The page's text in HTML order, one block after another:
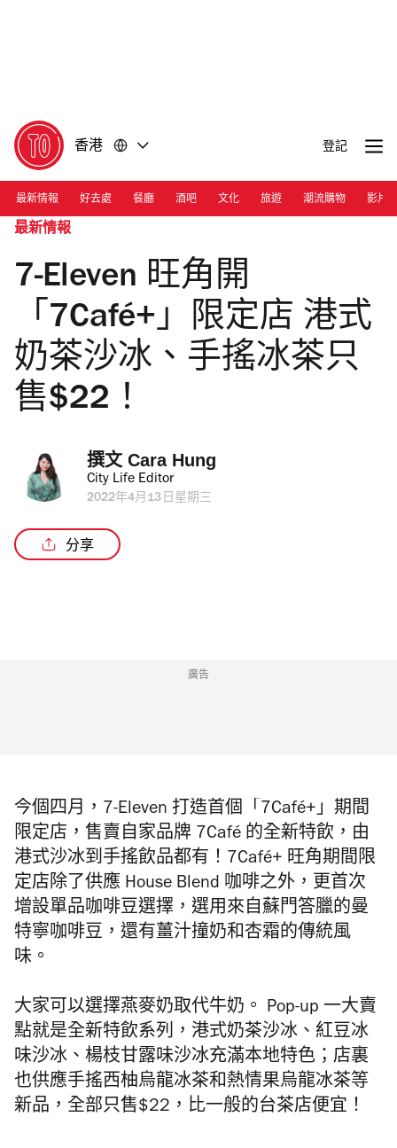
香港 登記
最新情報 好去處 餐廳 酒吧 文化 旅遊 潮流購物 影片
最新情報
7-Eleven 旺角開
「7Café+」限定店 港式
奶茶沙冰、手搖冰茶只
售$22！
撰文 Cara Hung
City Life Editor
2022年4月13日星期三
分享
廣告
今個四月，7-Eleven 打造首個「7Café+」期間
限定店，售賣自家品牌 7Café 的全新特飲，由
港式沙冰到手搖飲品都有！7Café+ 旺角期間限
定店除了供應 House Blend 咖啡之外，更首次
增設單品咖啡豆選擇，選用來自蘇門答臘的曼
特寧咖啡豆，還有薑汁撞奶和杏霜的傳統風
味。
大家可以選擇燕麥奶取代牛奶。 Pop-up 一大賣
點就是全新特飲系列，港式奶茶沙冰、紅豆冰
味沙冰、楊枝甘露味沙冰充滿本地特色；店裏
也供應手搖西柚烏龍冰茶和熱情果烏龍冰茶等
新品，全部只售$22，比一般的台茶店便宜！